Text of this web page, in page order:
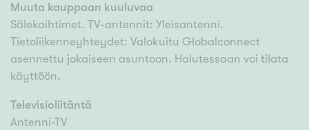
Muuta kauppaan kuuluvaa
Sälekaihtimet. TV-antennit: Yleisantenni.
Tietoliikenneyhteydet: Valokuitu Globalconnect
asennettu jokaiseen asuntoon. Halutessaan voi tilata
käyttöön.
Televisioliitäntä
Antenni-TV